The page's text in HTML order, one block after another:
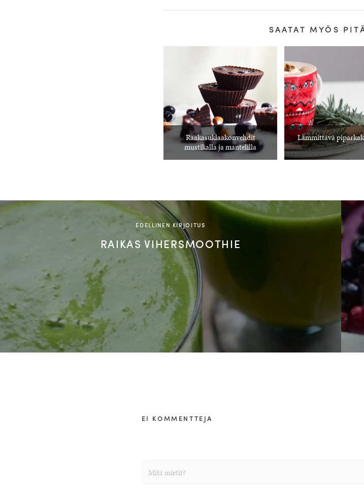
SAATAT MYÖS
Raakasuklaakonvehdit
mustikalla ja mantelilla
Lämmittävä
EDELLINEN KIRJOITUS
RAIKAS VIHERSMOOTHIE
EI KOMMENTTEJA